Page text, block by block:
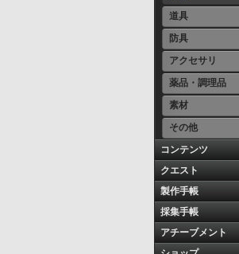
道具
防具
アクセサリ
薬品・調理品
素材
その他
コンテンツ
クエスト
製作手帳
採集手帳
アチーブメント